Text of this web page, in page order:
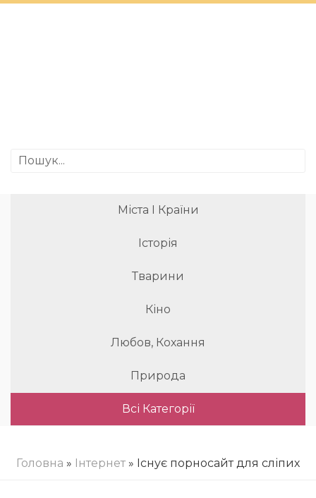
Міста І Країни
Історія
Тварини
Кіно
Любов, Кохання
Природа
Всі Категорії
Головна » Інтернет » Існує порносайт для сліпих